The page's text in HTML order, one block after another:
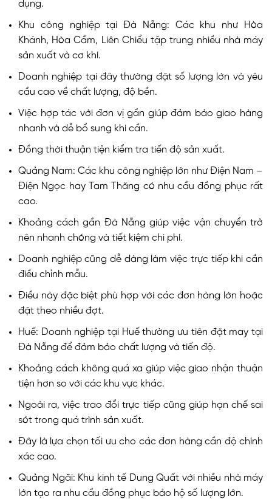
dụng.
Khu công nghiệp tại Đà Nẵng: Các khu như Hòa
Khánh, Hòa Cầm, Liên Chiểu tập trung nhiều nhà máy
sản xuất và cơ khí.
Doanh nghiệp tại đây thường đặt số lượng lớn và yêu
cầu cao về chất lượng, độ bền.
Việc hợp tác với đơn vị gần giúp đảm bảo giao hàng
nhanh và dễ bổ sung khi cần.
Đồng thời thuận tiện kiểm tra tiến độ sản xuất.
Quảng Nam: Các khu công nghiệp lớn như Điện Nam –
Điện Ngọc hay Tam Thăng có nhu cầu đồng phục rất
cao.
Khoảng cách gần Đà Nẵng giúp việc vận chuyển trở
nên nhanh chóng và tiết kiệm chi phí.
Doanh nghiệp cũng dễ dàng làm việc trực tiếp khi cần
điều chỉnh mẫu.
Điều này đặc biệt phù hợp với các đơn hàng lớn hoặc
đặt theo nhiều đợt.
Huế: Doanh nghiệp tại Huế thường ưu tiên đặt may tại
Đà Nẵng để đảm bảo chất lượng và tiến độ.
Khoảng cách không quá xa giúp việc giao nhận thuận
tiện hơn so với các khu vực khác.
Ngoài ra, việc trao đổi trực tiếp cũng giúp hạn chế sai
sót trong quá trình sản xuất.
Đây là lựa chọn tối ưu cho các đơn hàng cần độ chính
xác cao.
Quảng Ngãi: Khu kinh tế Dung Quất với nhiều nhà máy
lớn tạo ra nhu cầu đồng phục bảo hộ số lượng lớn.